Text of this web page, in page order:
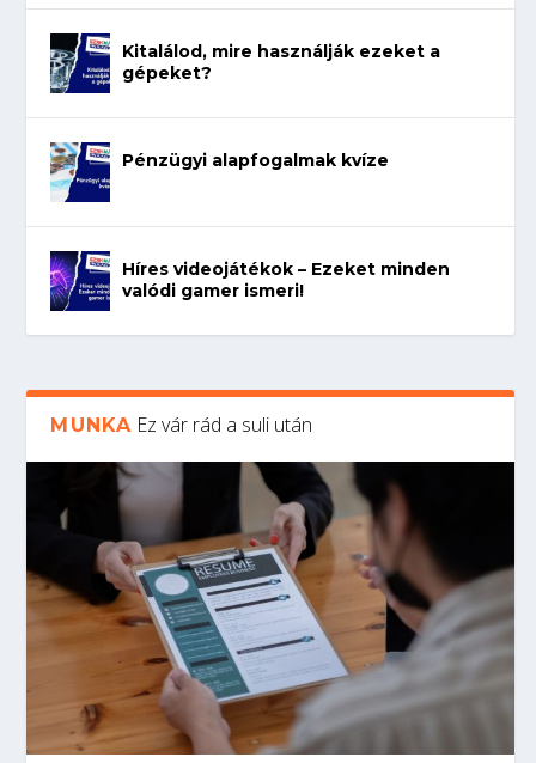
Kitalálod, mire használják ezeket a
gépeket?
Pénzügyi alapfogalmak kvíze
Híres videojátékok – Ezeket minden
valódi gamer ismeri!
MUNKA Ez vár rád a suli után